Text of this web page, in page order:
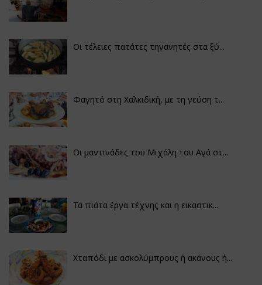
Οι τέλειες πατάτες τηγανητές στα ξύ...
Φαγητό στη Χαλκιδική, με τη γεύση τ...
Οι μαντινάδες του Μιχάλη του Αγά στ...
Τα πιάτα έργα τέχνης και η εικαστικ...
Χταπόδι με ασκολύμπρους ή ακάνους ή...